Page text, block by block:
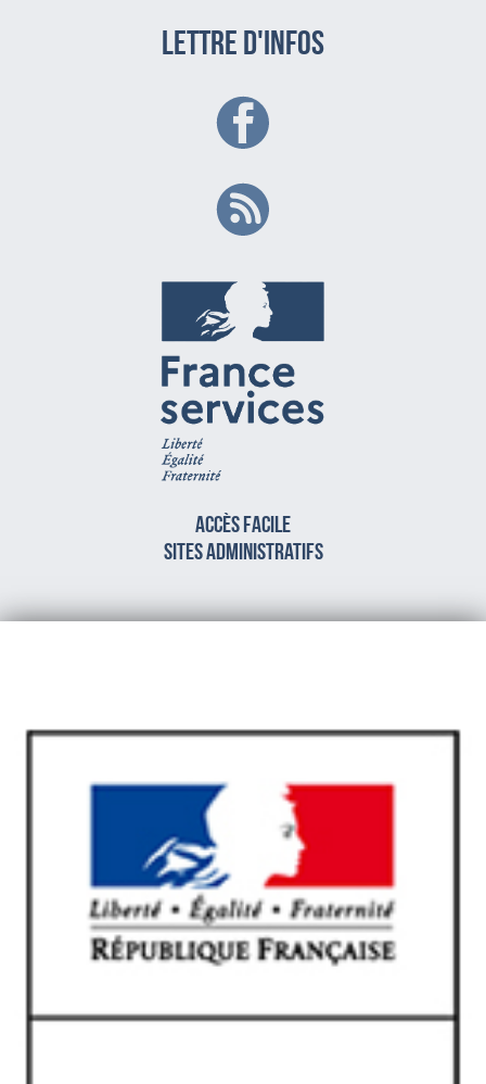
LETTRE D'INFOS
Accès facile
sites administratifs